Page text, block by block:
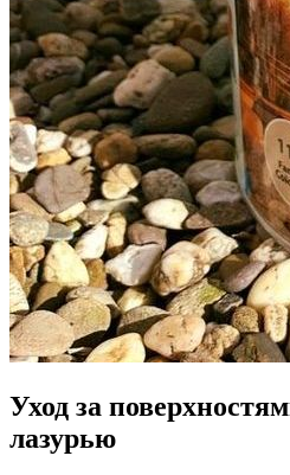
Уход за
лазурью